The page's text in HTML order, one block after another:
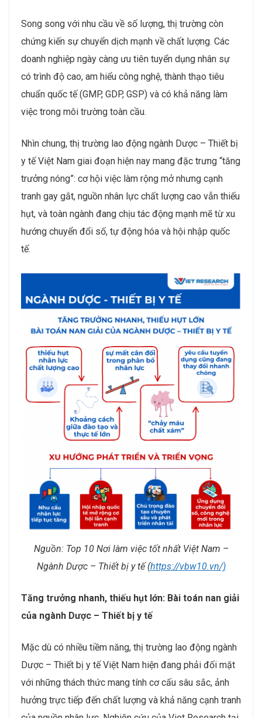
Song song với nhu cầu về số lượng, thị trường còn
chứng kiến sự chuyển dịch mạnh về chất lượng. Các
doanh nghiệp ngày càng ưu tiên tuyển dụng nhân sự
có trình độ cao, am hiểu công nghệ, thành thạo tiêu
chuẩn quốc tế (GMP, GDP, GSP) và có khả năng làm
việc trong môi trường toàn cầu.
Nhìn chung, thị trường lao động ngành Dược – Thiết bị
y tế Việt Nam giai đoạn hiện nay mang đặc trưng “tăng
trưởng nóng”: cơ hội việc làm rộng mở nhưng cạnh
tranh gay gắt, nguồn nhân lực chất lượng cao vẫn thiếu
hụt, và toàn ngành đang chịu tác động mạnh mẽ từ xu
hướng chuyển đổi số, tự động hóa và hội nhập quốc
tế.
Nguồn: Top 10 Nơi làm việc tốt nhất Việt Nam –
Ngành Dược – Thiết bị y tế (https://vbw10.vn/)
Tăng trưởng nhanh, thiếu hụt lớn: Bài toán nan giải
của ngành Dược – Thiết bị y tế
Mặc dù có nhiều tiềm năng, thị trường lao động ngành
Dược – Thiết bị y tế Việt Nam hiện đang phải đối mặt
với những thách thức mang tính cơ cấu sâu sắc, ảnh
hưởng trực tiếp đến chất lượng và khả năng cạnh tranh